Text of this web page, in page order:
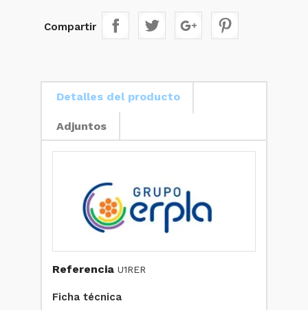
Compartir
Detalles del producto
Adjuntos
Referencia U1RER
Ficha técnica